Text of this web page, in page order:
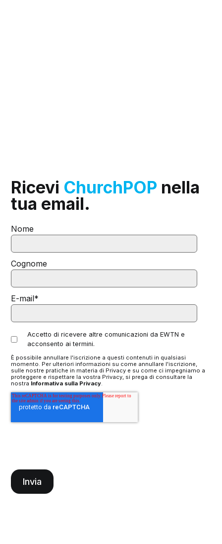
Ricevi ChurchPOP nella
tua email.
Nome
Cognome
E-mail*
Accetto di ricevere altre comunicazioni da EWTN e
acconsento ai termini.
È possibile annullare l'iscrizione a questi contenuti in qualsiasi
momento. Per ulteriori informazioni su come annullare l'iscrizione,
sulle nostre pratiche in materia di Privacy e su come ci impegniamo a
proteggere e rispettare la vostra Privacy, si prega di consultare la
nostra Informativa sulla Privacy